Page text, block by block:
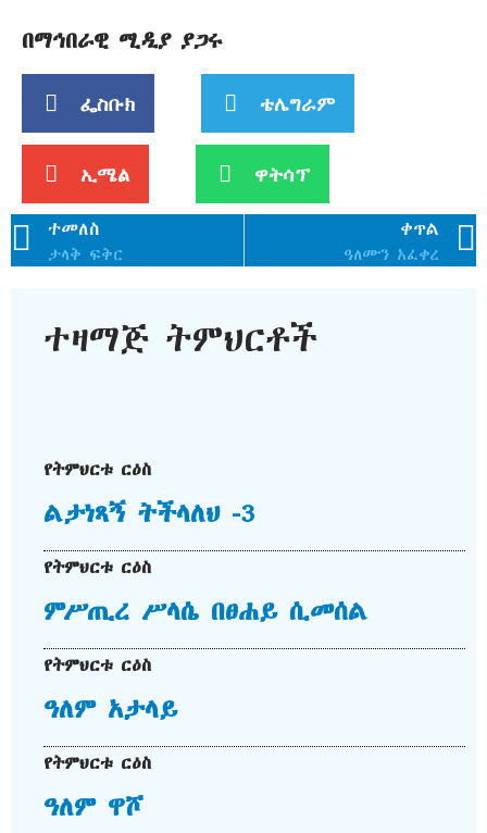
በማኅበራዊ ሚዲያ ያጋሩ
ፌስቡክ ቴሌግራም
ኢሜል ዋትሳፕ
ተመለስ
ታላቅ ፍቅር
ቀጥል
ዓለሙን አፈቀረ
ተዛማጅ ትምህርቶች
የትምህርቱ ርዕስ
ልታነጻኝ ትችላለህ -3
የትምህርቱ ርዕስ
ምሥጢረ ሥላሴ በፀሐይ ሲመሰል
የትምህርቱ ርዕስ
ዓለም አታላይ
የትምህርቱ ርዕስ
ዓለም ዋሾ